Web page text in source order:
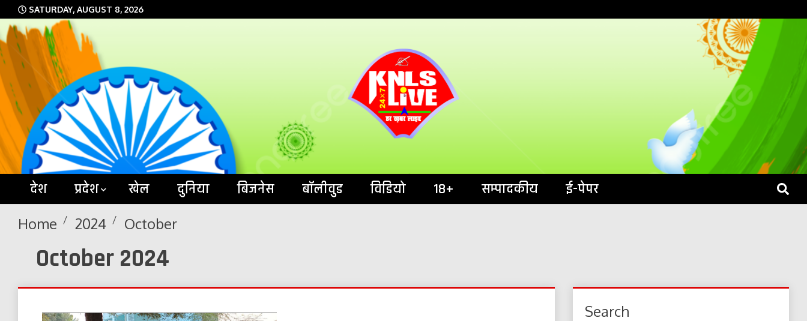
Skip
to
content
SATURDAY, AUGUST 8, 2026
KNLS LIVE
देश प्रदेश खेल दुनिया बिजनेस बॉलीवुड विडियो 18+ सम्पादकीय ई-पेपर
Home 2024 October
October 2024
Search